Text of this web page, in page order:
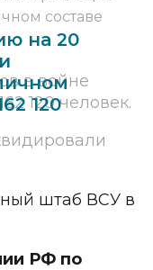
на 20
120
в войне
120 человек.
штаб ВСУ в
РФ по